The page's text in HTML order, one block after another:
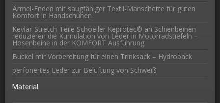
Ärmel-Enden mit saugfähiger Textil-Manschette für guten
Komfort in Handschuhen
Kevlar-Stretch-Teile Schoeller Keprotec® an Schienbeinen
reduzieren die Kumulation von Leder in Motorradstiefeln –
Hosenbeine in der KOMFORT Ausführung
Buckel mir Vorbereitung für einen Trinksack – Hydroback
perforiertes Leder zur Belüftung von Schweiß
Material